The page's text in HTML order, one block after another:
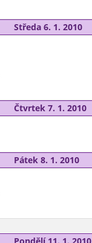
Středa 6. 1. 2010
Čtvrtek 7. 1. 2010
Pátek 8. 1. 2010